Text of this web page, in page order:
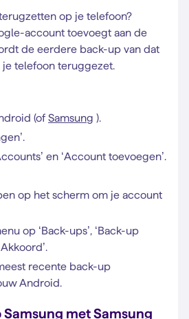
op je telefoon?
account toevoegt aan de
de eerdere back-up van dat
telefoon teruggezet.
(of Samsung ).
en ‘Account toevoegen’.
op het scherm om je account
op ‘Back-ups’, ‘Back-up
recente back-up
Android.
met Samsung